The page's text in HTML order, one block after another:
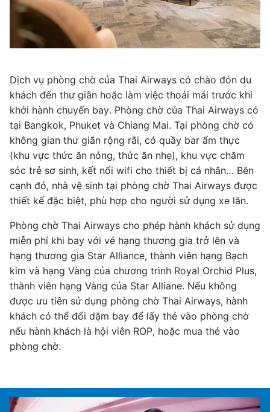
Dịch vụ phòng chờ của Thai Airways có chào đón du
khách đến thư giãn hoặc làm việc thoải mái trước khi
khởi hành chuyến bay. Phòng chờ của Thai Airways có
tại Bangkok, Phuket và Chiang Mai. Tại phòng chờ có
không gian thư giãn rộng rãi, có quầy bar ẩm thực
(khu vực thức ăn nóng, thức ăn nhẹ), khu vực chăm
sóc trẻ sơ sinh, kết nối wifi cho thiết bị cá nhân… Bên
cạnh đó, nhà vệ sinh tại phòng chờ Thai Airways được
thiết kế đặc biệt, phù hợp cho người sử dụng xe lăn.
Phòng chờ Thai Airways cho phép hành khách sử dụng
miễn phí khi bay với vé hạng thương gia trở lên và
hạng thương gia Star Alliance, thành viên hạng Bạch
kim và hạng Vàng của chương trình Royal Orchid Plus,
thành viên hạng Vàng của Star Alliane. Nếu không
được ưu tiên sử dụng phòng chờ Thai Airways, hành
khách có thể đổi dặm bay để lấy thẻ vào phòng chờ
nếu hành khách là hội viên ROP, hoặc mua thẻ vào
phòng chờ.